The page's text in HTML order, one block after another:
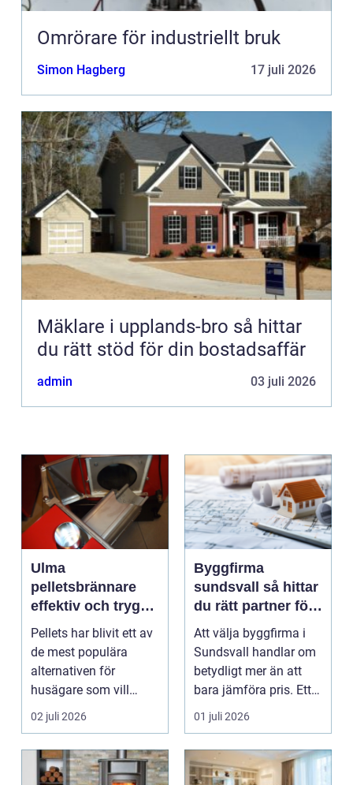
Omrörare för industriellt bruk
Simon Hagberg 17 juli 2026
Mäklare i upplands-bro så hittar
du rätt stöd för din bostadsaffär
admin 03 juli 2026
Ulma
pelletsbrännare
effektiv och trygg
värme med pellets
Pellets har blivit ett av
de mest populära
alternativen för
husägare som vill
kombinera låga
uppvärm...
02 juli 2026
Byggfirma
sundsvall så hittar
du rätt partner för
ditt projekt
Att välja byggfirma i
Sundsvall handlar om
betydligt mer än att
bara jämföra pris. Ett
bygge påverka...
01 juli 2026